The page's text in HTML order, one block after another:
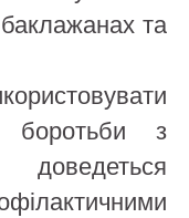
та
боротьби з